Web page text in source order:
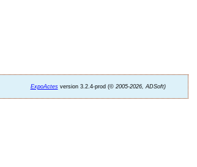
ExpoActesversion 3.2.4-prod (©2005-2026, ADSoft)